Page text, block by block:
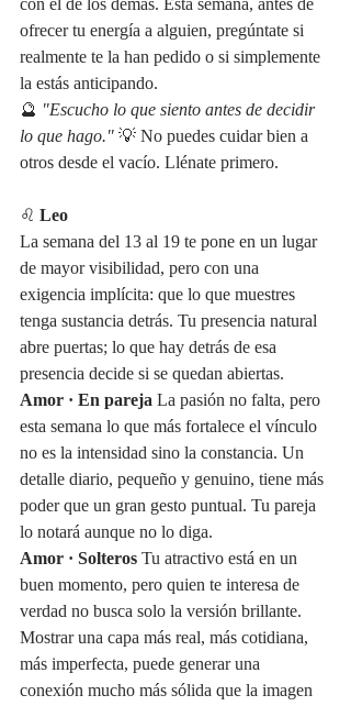
ofrecer tu energía a alguien, pregúntate si
realmente te la han pedido o si simplemente
la estás anticipando.
🔮 "Escucho lo que siento antes de decidir
lo que hago." 💡 No puedes cuidar bien a
otros desde el vacío. Llénate primero.
♌ Leo
La semana del 13 al 19 te pone en un lugar
de mayor visibilidad, pero con una
exigencia implícita: que lo que muestres
tenga sustancia detrás. Tu presencia natural
abre puertas; lo que hay detrás de esa
presencia decide si se quedan abiertas.
Amor · En pareja La pasión no falta, pero
esta semana lo que más fortalece el vínculo
no es la intensidad sino la constancia. Un
detalle diario, pequeño y genuino, tiene más
poder que un gran gesto puntual. Tu pareja
lo notará aunque no lo diga.
Amor · Solteros Tu atractivo está en un
buen momento, pero quien te interesa de
verdad no busca solo la versión brillante.
Mostrar una capa más real, más cotidiana,
más imperfecta, puede generar una
conexión mucho más sólida que la imagen